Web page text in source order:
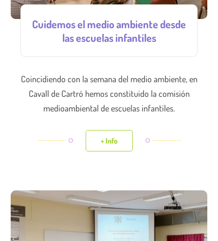
Cuidemos el medio ambiente desde
las escuelas infantiles
Coincidiendo con la semana del medio ambiente, en
Cavall de Cartró hemos constituido la comisión
medioambiental de escuelas infantiles.
+ Info